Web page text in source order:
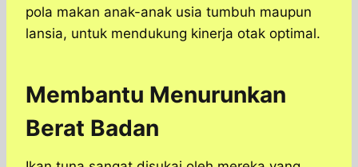
pola makan anak-anak usia tumbuh maupun
lansia, untuk mendukung kinerja otak optimal.
Membantu Menurunkan
Berat Badan